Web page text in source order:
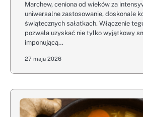
Marchew, ceniona od wieków za
uniwersalne zastosowanie, doskonale
świątecznych sałatkach. Włączenie
pozwala uzyskać nie tylko wyjątkowy
imponującą…
27 maja 2026